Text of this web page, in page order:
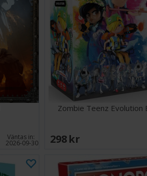
Väntas in:
2026-09-30
Zombie Teenz Evolution
298 SEK